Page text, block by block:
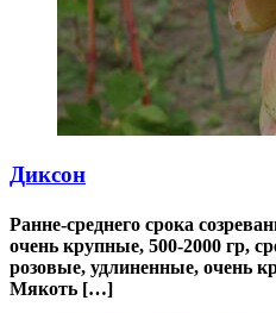
Диксон
Ранне-среднего срока
очень крупные, 500-2000 гр,
розовые, удлиненные, очень
Мякоть […]